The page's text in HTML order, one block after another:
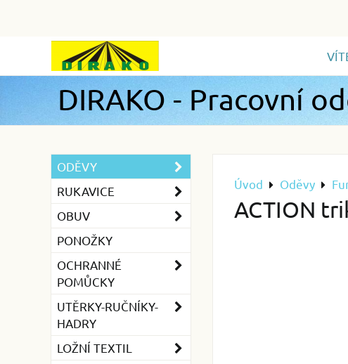
DIRAKO - Pracovní
Úvod Oděvy
ACTION
ODĚVY
RUKAVICE
OBUV
PONOŽKY
OCHRANNÉ
POMŮCKY
UTĚRKY-RUČNÍKY-
HADRY
LOŽNÍ TEXTIL